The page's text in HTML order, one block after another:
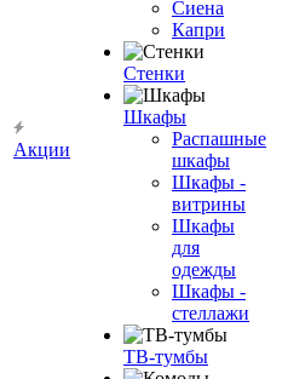
Акции
Сиена
Капри
Стенки
Шкафы
Распашные
шкафы
Шкафы -
витрины
Шкафы
для
одежды
Шкафы -
стеллажи
ТВ-тумбы